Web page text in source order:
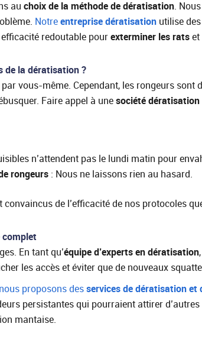
au choix de la méthode de dératisation.
Notreentreprise dératisation utilise
redoutable pourexterminer les ratset
de la dératisation ?
vous-même. Cependant, les rongeurs
Faire appel à unesociété dératisation
n’attendent pas le lundi matin pour
rongeurs : Nous ne laissons rien au hasard.
convaincus de l’efficacité de nos protocoles
complet
En tant qu’équipe d’experts en dératisation
les accès et éviter que de nouveaux
nous proposons desservices de dératisation et
persistantes qui pourraient attirer
mantaise.